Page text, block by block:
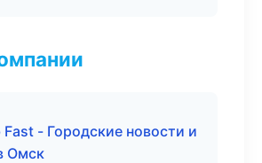
Fast - Городские новости и
Омск